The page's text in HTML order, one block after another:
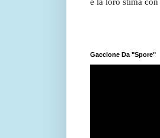
Gaccione Da "Spore"